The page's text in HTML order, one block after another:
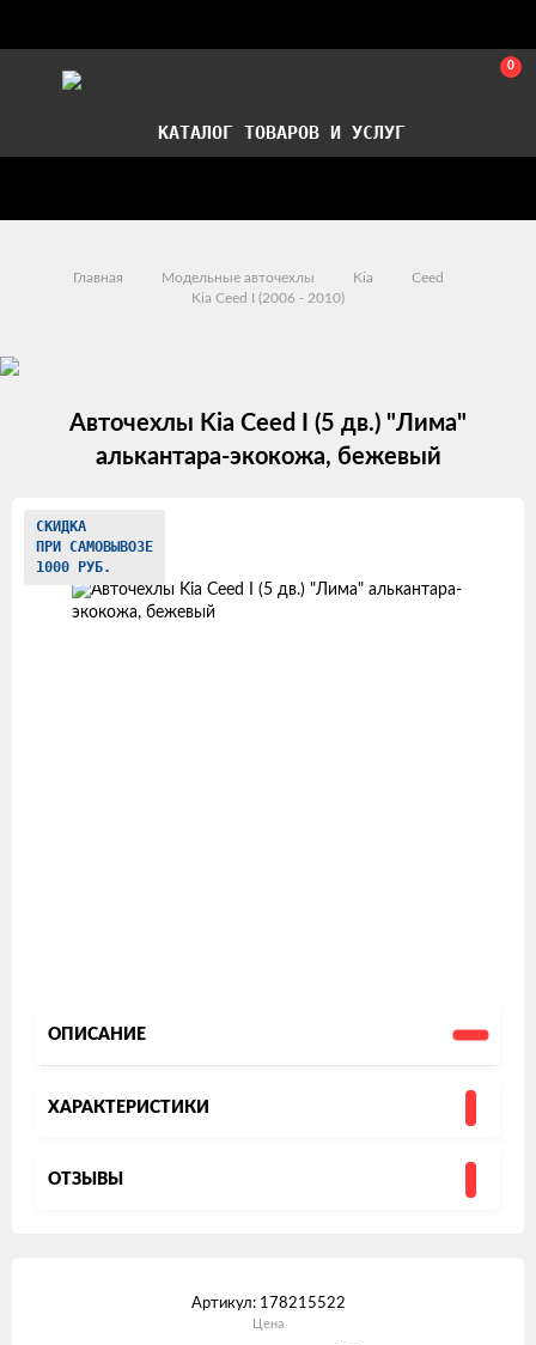
0
КАТАЛОГ ТОВАРОВ И УСЛУГ
Главная Модельные авточехлы Kia
Ceed
Kia Ceed I (2006 - 2010)
Авточехлы Kia Ceed I (5 дв.) "Лима"
алькантара-экокожа, бежевый
Изображения
товаров
СКИДКА
ПРИ САМОВЫВОЗЕ
1000 РУБ.
ОПИСАНИЕ
ХАРАКТЕРИСТИКИ
ОТЗЫВЫ
Артикул: 178215522
Цена